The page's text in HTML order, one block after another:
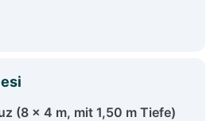
(8 x 4 m, mit 1,50 m Tiefe)